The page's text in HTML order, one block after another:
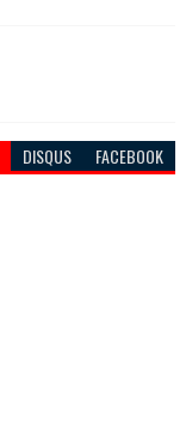
DISQUS FACEBOOK